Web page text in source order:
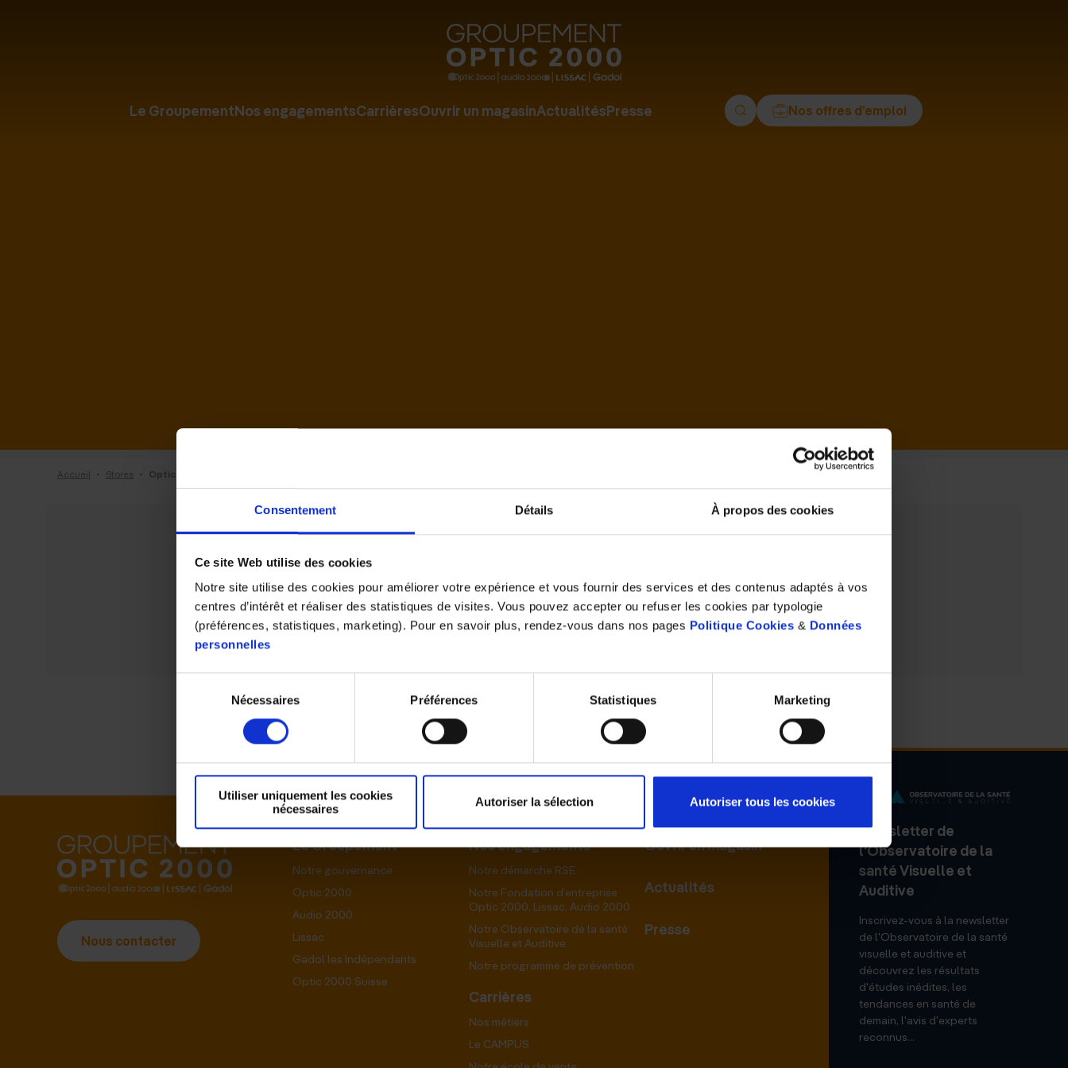
Consentement Détails À propos des cookies
Ce site Web utilise des cookies
Notre site utilise des cookies pour améliorer votre expérience et vous fournir des services et des contenus adaptés à vos
centres d’intérêt et réaliser des statistiques de visites. Vous pouvez accepter ou refuser les cookies par typologie
(préférences, statistiques, marketing). Pour en savoir plus, rendez-vous dans nos pages Politique Cookies & Données
personnelles
consentement
Nécessaires Préférences Statistiques Marketing
Utiliser uniquement les cookies
nécessaires
Autoriser la sélection Autoriser tous les cookies
Groupement
Optic
-
Le GroupementNos engagementsCarrièresOuvrir un magasinActualitésPresse Nos offres d’emploi
Accueil · Stores · Optic 2000 de Thones
Nous contacter
Le Groupement
Notre gouvernance
Optic 2000
Audio 2000
Lissac
Gadol les Indépendants
Optic 2000 Suisse
Nos engagements
Notre démarche RSE
Notre Fondation d’entreprise
Optic 2000, Lissac, Audio 2000
Notre Observatoire de la santé
Visuelle et Auditive
Notre programme de prévention
Carrières
Nos métiers
Le CAMPUS
Ouvrir un magasin
Actualités
Presse
Newsletter de
l'Observatoire de la
santé Visuelle et
Auditive
Inscrivez-vous à la newsletter
de l'Observatoire de la santé
visuelle et auditive et
découvrez les résultats
d'études inédites, les
tendances en santé de
demain, l'avis d'experts
reconnus...